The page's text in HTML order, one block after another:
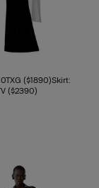
($1890)Skirt:
($2390)